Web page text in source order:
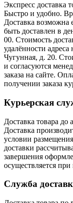
Экспресс доставка
Быстро и удобно.
Доставка возможна
быть доставлен в
00. Стоимость
удалённости адреса
Чугунная, д. 20.
и согласуются
заказа на сайте.
получении заказа
Курьерская
Доставка товара до
Доставка
условии
доставки
завершения
осуществляется при
Служба